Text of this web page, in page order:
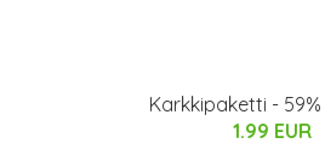
Karkkipaketti -
1.99 EUR